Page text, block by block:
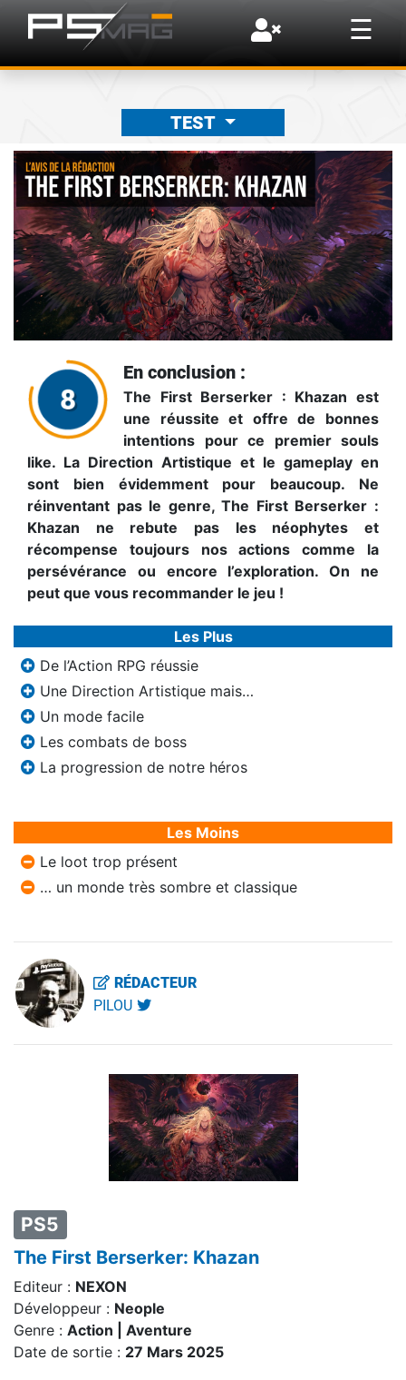
☰
×
TEST
En conclusion :
The First Berserker : Khazan est
une réussite et offre de bonnes
intentions pour ce premier souls
like. La Direction Artistique et le gameplay en
sont bien évidemment pour beaucoup. Ne
réinventant pas le genre, The First Berserker :
Khazan ne rebute pas les néophytes et
récompense toujours nos actions comme la
persévérance ou encore l’exploration. On ne
peut que vous recommander le jeu !
Les Plus
De l’Action RPG réussie
Une Direction Artistique mais…
Un mode facile
Les combats de boss
La progression de notre héros
Les Moins
Le loot trop présent
… un monde très sombre et classique
RÉDACTEUR
PILOU
PS5
The First Berserker: Khazan
Editeur : NEXON
Développeur : Neople
Genre : Action | Aventure
Date de sortie : 27 Mars 2025